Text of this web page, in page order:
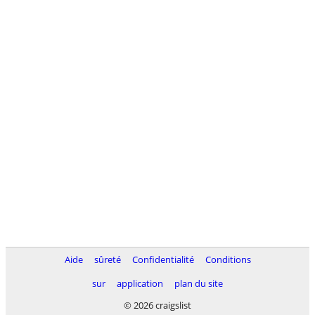
Aide sûreté Confidentialité
Conditions
sur
application
plan du site
© 2026 craigslist